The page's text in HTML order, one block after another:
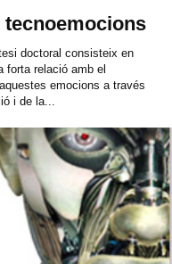
doctoral consisteix en
forta relació amb el
emocions a través
i de la...